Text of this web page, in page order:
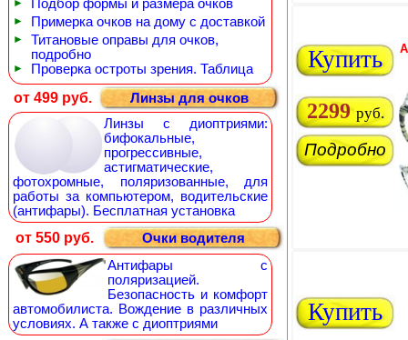
► Подбор формы и размера очков
► Примерка очков на дому с доставкой
►
Титановые оправы для очков,
подробно
► Проверка остроты зрения. Таблица
от 499 руб.
Линзы для очков
Линзы с диоптриями:
бифокальные,
прогрессивные,
астигматические,
фотохромные, поляризованные, для
работы за компьютером, водительские
(антифары). Бесплатная установка
от 550 руб.
Очки водителя
Антифары с
поляризацией.
Безопасность и комфорт
автомобилиста. Вождение в различных
условиях. А также с диоптриями
Купить
2299 руб.
Подробно
Купить